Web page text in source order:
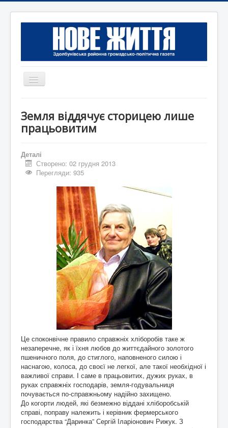
Перемикач
Редакція
Коротко
Оголошення
Земля віддячує сторицею лише
працьовитим
Деталі
Створено: 02 грудня 2013
Перегляди: 935
Це споконвічне правило справжніх хліборобів таке ж
незаперечне, як і їхня любов до життєдайного золотого
пшеничного поля, до стиглого, наповненого силою і
наснагою, колоса, до своєї не легкої, але такої необхідної і
важливої справи. І саме в працьовитих, дужих руках, в
руках справжніх господарів, земля-годувальниця
почувається по-справжньому надійно захищено.
До когорти людей, які безмежно віддані хліборобській
справі, поправу належить і керівник фермерського
господарства “Даринка” Сергій Іларіонович Рижук. З